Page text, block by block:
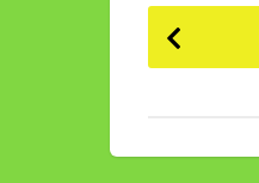
д
и
P
o